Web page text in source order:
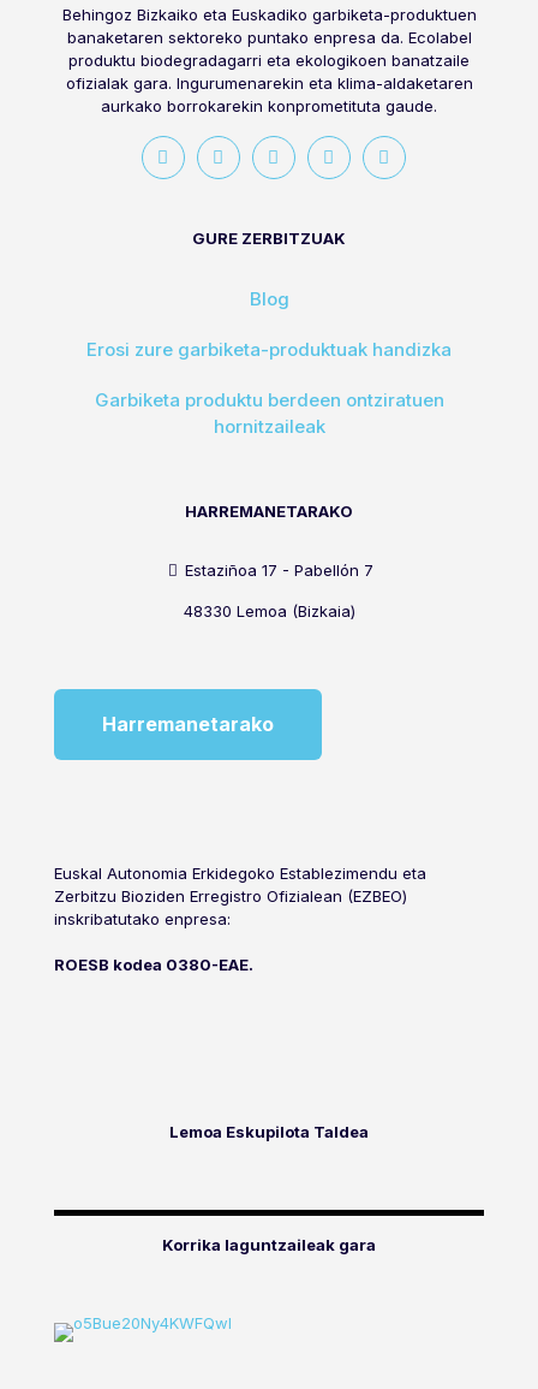
Behingoz Bizkaiko eta Euskadiko garbiketa-produktuen
banaketaren sektoreko puntako enpresa da. Ecolabel
produktu biodegradagarri eta ekologikoen banatzaile
ofizialak gara. Ingurumenarekin eta klima-aldaketaren
aurkako borrokarekin konprometituta gaude.
GURE ZERBITZUAK
Blog
Erosi zure garbiketa-produktuak handizka
Garbiketa produktu berdeen ontziratuen
hornitzaileak
HARREMANETARAKO
Estaziñoa 17 - Pabellón 7
48330 Lemoa (Bizkaia)
Harremanetarako
Euskal Autonomia Erkidegoko Establezimendu eta
Zerbitzu Bioziden Erregistro Ofizialean (EZBEO)
inskribatutako enpresa:
ROESB kodea 0380-EAE.
Lemoa Eskupilota Taldea
Korrika laguntzaileak gara